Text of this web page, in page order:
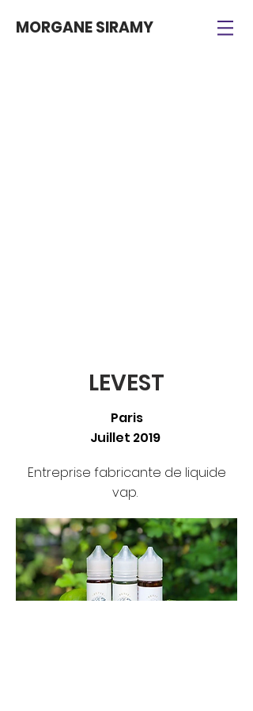
MORGANE SIRAMY
LEVEST
Paris
Juillet 2019
​Entreprise fabricante de liquide
vap.